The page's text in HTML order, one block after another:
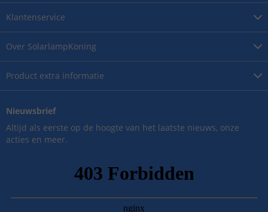
Over SolarlampKoning
Product extra informatie
Klantenservice
Nieuwsbrief
Altijd als eerste op de hoogte van het laatste nieuws, onze
acties en meer.